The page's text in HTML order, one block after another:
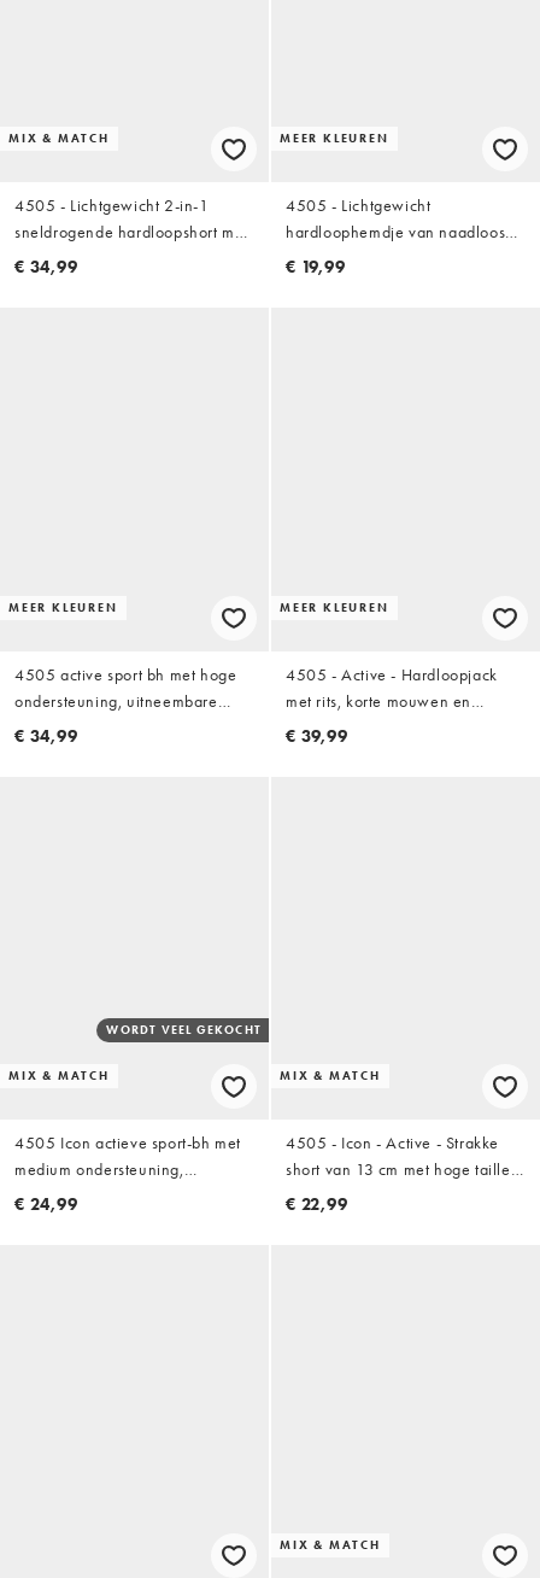
MIX & MATCH
4505 - Lichtgewicht 2-in-1
sneldrogende hardloopshort met
ritszakken in zwart
€ 34,99
MEER KLEUREN
4505 - Lichtgewicht
hardloophemdje van naadloos
mesh in saliegroen
€ 19,99
MEER KLEUREN
4505 active sport bh met hoge
ondersteuning, uitneembare
padding en verstelbare bandjes
€ 34,99
MEER KLEUREN
4505 - Active - Hardloopjack
met rits, korte mouwen en
ritszakken in saliegroen
€ 39,99
MIX & MATCH
WORDT VEEL GEKOCHT
4505 Icon actieve sport-bh met
medium ondersteuning,
uitneembare padding en
€ 24,99
MIX & MATCH
4505 - Icon - Active - Strakke
short van 13 cm met hoge taille
en telefoonzakje in roze taupe
€ 22,99
MIX & MATCH